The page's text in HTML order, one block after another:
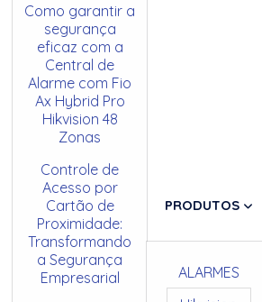
Como garantir a
segurança
eficaz com a
Central de
Alarme com Fio
Ax Hybrid Pro
Hikvision 48
Zonas
Controle de
Acesso por
Cartão de
Proximidade:
Transformando
a Segurança
Empresarial
PRODUTOS
ALARMES